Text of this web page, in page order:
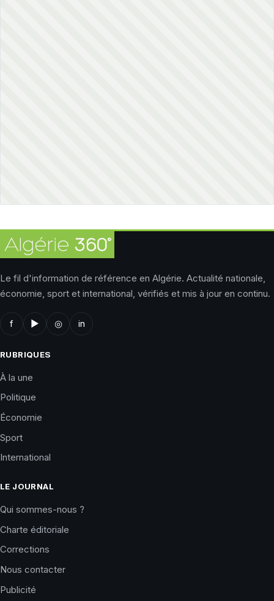
Le fil d'information de référence en Algérie. Actualité nationale,
économie, sport et international, vérifiés et mis à jour en continu.
f ▶ ◎ in
RUBRIQUES
À la une
Politique
Économie
Sport
International
LE JOURNAL
Qui sommes-nous ?
Charte éditoriale
Corrections
Nous contacter
Publicité